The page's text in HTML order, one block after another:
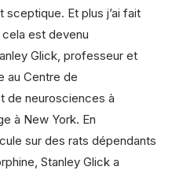
Et plus j’ai fait
est devenu
Glick, professeur et
au Centre de
de neurosciences à
à New York. En
sur des rats dépendants
Stanley Glick a